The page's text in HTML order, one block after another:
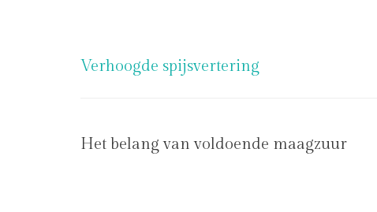
Verhoogde spijsvertering
Het belang van voldoende maagzuur